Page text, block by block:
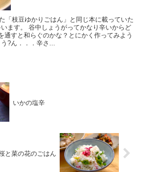
「枝豆ゆかりごはん」と同じ本に載っていた
ます。 谷中しょうがってかなり辛いからど
通すと和らぐのかな？とにかく作ってみよう
?ん．．．辛さ...
いかの塩辛
と菜の花のごはん